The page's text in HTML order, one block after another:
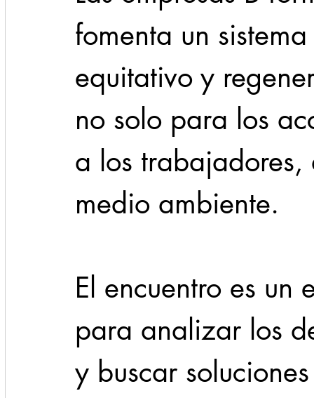
fomenta un
equitativo y
no solo para los
a los
medio ambiente.
El encuentro es
para analizar los
y buscar